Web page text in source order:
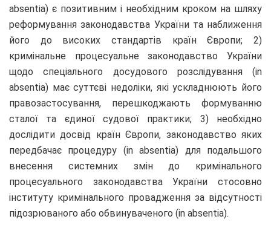
absentia) є позитивним і необхідним кроком на шляху
реформування законодавства України та наближення
його до високих стандартів країн Європи; 2)
кримінальне процесуальне законодавство України
щодо спеціального досудового розслідування (in
absentia) має суттєві недоліки, які ускладнюють його
правозастосування, перешкоджають формуванню
сталої та єдиної судової практики; 3) необхідно
дослідити досвід країн Європи, законодавство яких
передбачає процедуру (in absentia) для подальшого
внесення системних змін до кримінального
процесуального законодавства України стосовно
інституту кримінального провадження за відсутності
підозрюваного або обвинуваченого (in absentia).